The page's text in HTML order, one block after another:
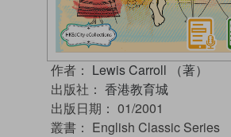
作者： Lewis Carroll （著）
出版社： 香港教育城
出版日期： 01/2001
叢書： English Classic Series